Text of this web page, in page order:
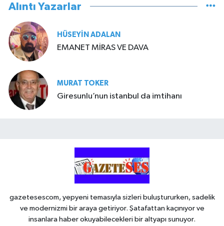
Alıntı Yazarlar
HÜSEYIN ADALAN
EMANET MİRAS VE DAVA
MURAT TOKER
Giresunlu’nun istanbul da imtihanı
gazetesescom, yepyeni temasıyla sizleri buluştururken, sadelik
ve modernizmi bir araya getiriyor. Şatafattan kaçınıyor ve
insanlara haber okuyabilecekleri bir altyapı sunuyor.